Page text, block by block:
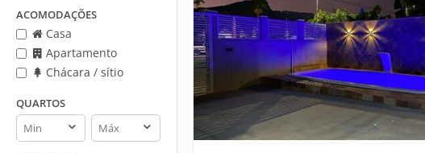
ACOMODAÇÕES
Casa
Apartamento
Chácara / sítio
QUARTOS
Quartos
min
Quartos
max